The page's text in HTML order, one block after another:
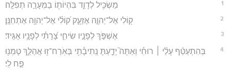
1 מַשְׂכִּ֥יל לְדָוִ֑ד בִּהְיוֹת֖וֹ בַמְּעָרָ֣ה תְפִלָּֽה׃
2 ק֭וֹלִי אֶל־יְהוָ֣ה אֶזְעָ֑ק ק֝וֹלִ֗י אֶל־יְהוָ֥ה אֶתְחַנָּֽן׃
3 אֶשְׁפֹּ֣ךְ לְפָנָ֣יו שִׂיחִ֑י צָ֝רָתִ֗י לְפָנָ֥יו אַגִּֽיד׃
4
בְּהִתְעַטֵּ֬ף עָלַ֨י ׀ רוּחִ֗י וְאַתָּה֮ יָדַ֪עְתָּ נְֽתִיבָ֫תִ֥י בְּאֹֽרַח־ז֥וּ אֲהַלֵּ֑ךְ טָמְנ֖וּ
פַ֣ח לִֽי׃